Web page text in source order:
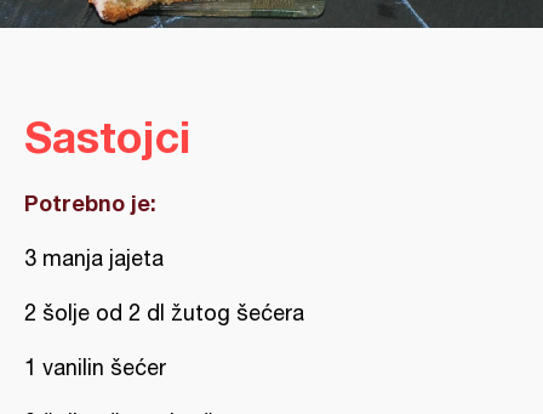
Sastojci
Potrebno je:
3 manja jajeta
2 šolje od 2 dl žutog šećera
1 vanilin šećer